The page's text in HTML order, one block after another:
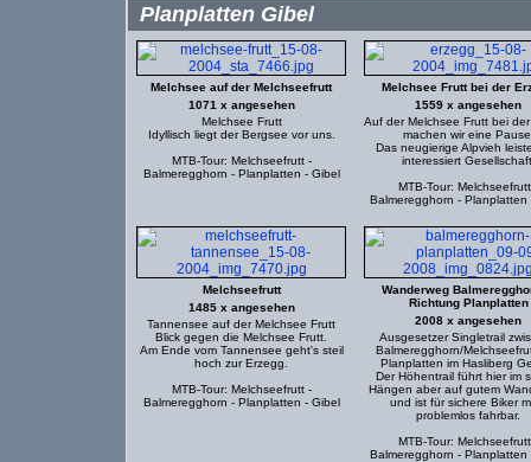
Planplatten Gibel
Melchsee auf der Melchseefrutt
1071 x angesehen
Melchsee Frutt
Idyllisch liegt der Bergsee vor uns.
MTB-Tour: Melchseefrutt -
Balmeregghorn - Planplatten - Gibel
Melchsee Frutt bei der
1559 x angesehen
Auf der Melchsee Frutt bei
machen wir eine
Das neugierige Alpvieh
interessiert
MTB-Tour:
Balmeregghorn - Planplatten
Melchseefrutt
1485 x angesehen
Tannensee auf der Melchsee Frutt
Blick gegen die Melchsee Frutt.
Am Ende vom Tannensee geht's steil
hoch zur Erzegg.
MTB-Tour: Melchseefrutt -
Balmeregghorn - Planplatten - Gibel
Wanderweg
Richtung Planplatten
2008 x angesehen
Ausgesetzer Singletrail
Balmeregghorn/
Planplatten im Hasliberg
Der Höhentrail führt hier im
Hängen aber auf gutem
und ist für sichere Biker
problemlos fahrbar.
MTB-Tour:
Balmeregghorn - Planplatten